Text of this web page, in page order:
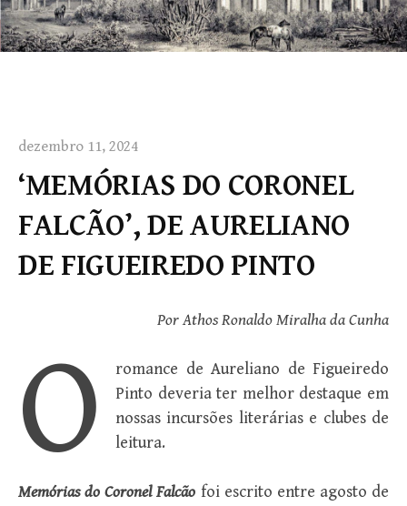
dezembro 11, 2024
‘MEMÓRIAS DO CORONEL
FALCÃO’, DE AURELIANO
DE FIGUEIREDO PINTO
Por Athos Ronaldo Miralha da Cunha
O
romance de Aureliano de Figueiredo
Pinto deveria ter melhor destaque em
nossas incursões literárias e clubes de
leitura.
Memórias do Coronel Falcão foi escrito entre agosto de